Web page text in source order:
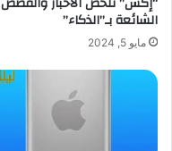
الشائعة بـ”الذكاء”
مايو 5, 2024